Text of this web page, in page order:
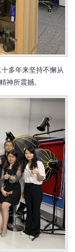
多年来坚持不懈从
神所震撼。